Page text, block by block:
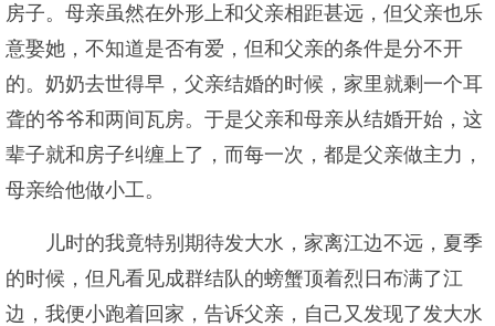
房子。母亲虽然在外形上和父亲相距甚远，但父亲也乐
意娶她，不知道是否有爱，但和父亲的条件是分不开
的。奶奶去世得早，父亲结婚的时候，家里就剩一个耳
聋的爷爷和两间瓦房。于是父亲和母亲从结婚开始，这
辈子就和房子纠缠上了，而每一次，都是父亲做主力，
母亲给他做小工。
儿时的我竟特别期待发大水，家离江边不远，夏季
的时候，但凡看见成群结队的螃蟹顶着烈日布满了江
边，我便小跑着回家，告诉父亲，自己又发现了发大水